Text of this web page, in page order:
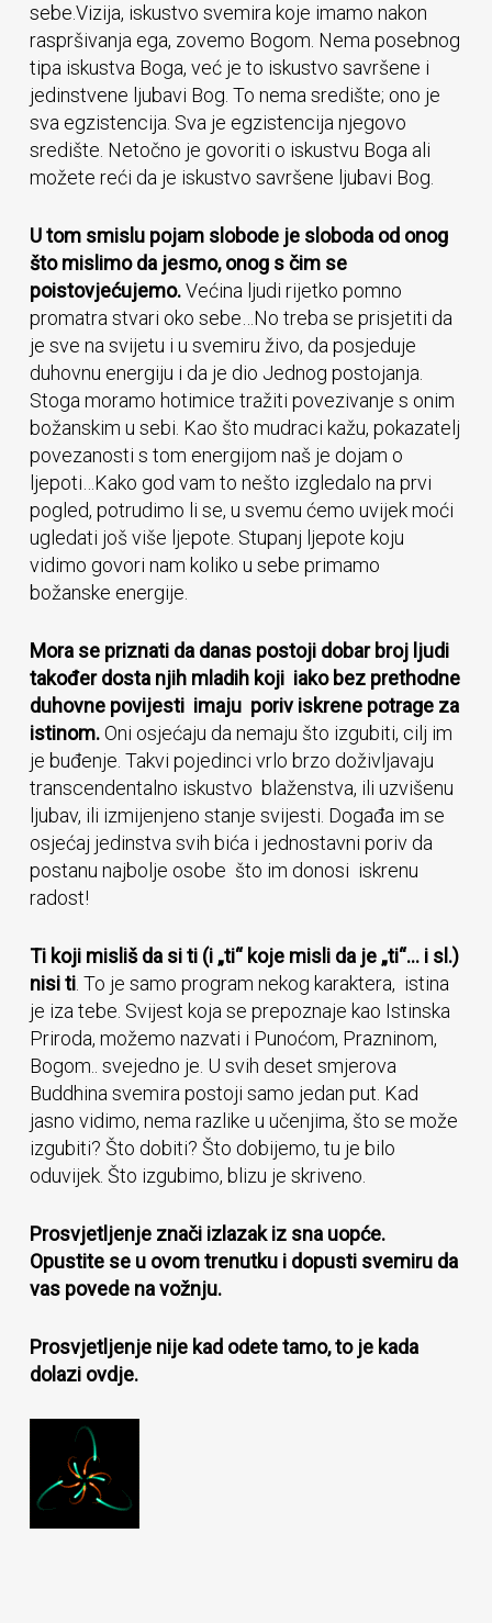
sebe.Vizija, iskustvo svemira koje imamo nakon
raspršivanja ega, zovemo Bogom. Nema posebnog
tipa iskustva Boga, već je to iskustvo savršene i
jedinstvene ljubavi Bog. To nema središte; ono je
sva egzistencija. Sva je egzistencija njegovo
središte. Netočno je govoriti o iskustvu Boga ali
možete reći da je iskustvo savršene ljubavi Bog.
U tom smislu pojam slobode je sloboda od onog
što mislimo da jesmo, onog s čim se
poistovjećujemo.Većina ljudi rijetko pomno
promatra stvari oko sebe…No treba se prisjetiti da
je sve na svijetu i u svemiru živo, da posjeduje
duhovnu energiju i da je dio Jednog postojanja.
Stoga moramo hotimice tražiti povezivanje s onim
božanskim u sebi. Kao što mudraci kažu, pokazatelj
povezanosti s tom energijom naš je dojam o
ljepoti…Kako god vam to nešto izgledalo na prvi
pogled, potrudimo li se, u svemu ćemo uvijek moći
ugledati još više ljepote. Stupanj ljepote koju
vidimo govori nam koliko u sebe primamo
božanske energije.
Mora se priznati da danas postoji dobar broj ljudi
također dosta njih mladih koji iako bez prethodne
duhovne povijesti imaju poriv iskrene potrage za
istinom.Oni osjećaju da nemaju što izgubiti, cilj im
je buđenje. Takvi pojedinci vrlo brzo doživljavaju
transcendentalno iskustvo blaženstva, ili uzvišenu
ljubav, ili izmijenjeno stanje svijesti. Događa im se
osjećaj jedinstva svih bića i jednostavni poriv da
postanu najbolje osobe što im donosi iskrenu
radost!
Ti koji misliš da si ti (i „ti“ koje misli da je „ti“… i sl.)
nisi ti. To je samo program nekog karaktera, istina
je iza tebe. Svijest koja se prepoznaje kao Istinska
Priroda, možemo nazvati i Punoćom, Prazninom,
Bogom.. svejedno je. U svih deset smjerova
Buddhina svemira postoji samo jedan put. Kad
jasno vidimo, nema razlike u učenjima, što se može
izgubiti? Što dobiti? Što dobijemo, tu je bilo
oduvijek. Što izgubimo, blizu je skriveno.
Prosvjetljenje znači izlazak iz sna uopće.
Opustite se u ovom trenutku i dopusti svemiru da
vas povede na vožnju.
Prosvjetljenje nije kad odete tamo, to je kada
dolazi ovdje.